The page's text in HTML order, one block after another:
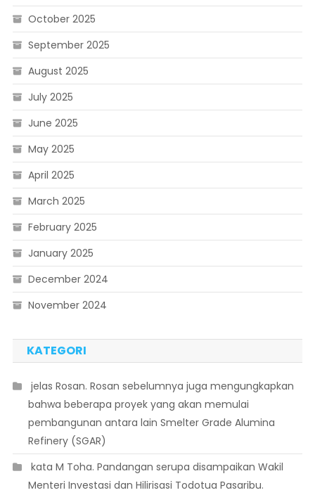
October 2025
September 2025
August 2025
July 2025
June 2025
May 2025
April 2025
March 2025
February 2025
January 2025
December 2024
November 2024
KATEGORI
 jelas Rosan. Rosan sebelumnya juga mengungkapkan
bahwa beberapa proyek yang akan memulai
pembangunan antara lain Smelter Grade Alumina
Refinery (SGAR)
 kata M Toha. Pandangan serupa disampaikan Wakil
Menteri Investasi dan Hilirisasi Todotua Pasaribu.